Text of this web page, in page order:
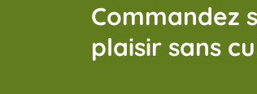
Commandez
plaisir sans